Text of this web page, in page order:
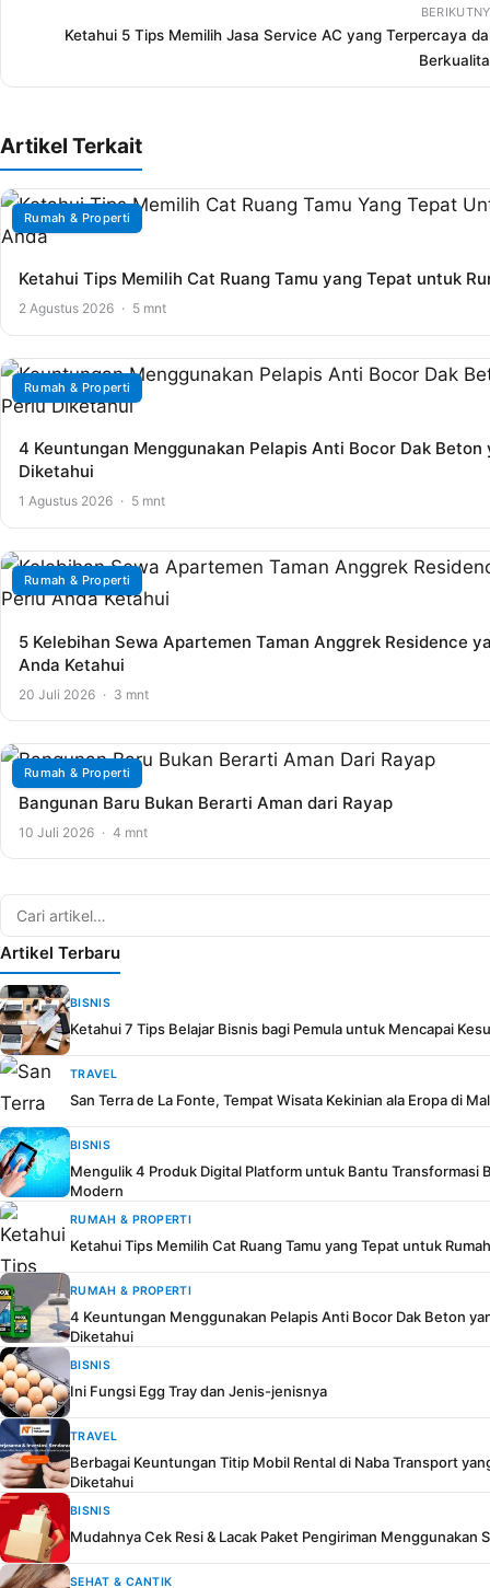
Ketahui 5 Tips Memilih Jasa Service AC yang Terpercaya
Artikel Terkait
Rumah & Properti
Ketahui Tips Memilih Cat Ruang Tamu yang Tepat untuk
2 Agustus 2026 · 5 mnt
Rumah & Properti
4 Keuntungan Menggunakan Pelapis Anti Bocor Dak Beton
Diketahui
1 Agustus 2026 · 5 mnt
Rumah & Properti
5 Kelebihan Sewa Apartemen Taman Anggrek Residence
Anda Ketahui
20 Juli 2026 · 3 mnt
Rumah & Properti
Bangunan Baru Bukan Berarti Aman dari Rayap
10 Juli 2026 · 4 mnt
Artikel Terbaru
BISNIS
Ketahui 7 Tips Belajar Bisnis bagi Pemula untuk Mencapai
TRAVEL
San Terra de La Fonte, Tempat Wisata Kekinian ala Eropa di
BISNIS
Mengulik 4 Produk Digital Platform untuk Bantu Transformasi
Modern
RUMAH & PROPERTI
Ketahui Tips Memilih Cat Ruang Tamu yang Tepat untuk
RUMAH & PROPERTI
4 Keuntungan Menggunakan Pelapis Anti Bocor Dak Beton
Diketahui
BISNIS
Ini Fungsi Egg Tray dan Jenis-jenisnya
TRAVEL
Berbagai Keuntungan Titip Mobil Rental di Naba Transport
Diketahui
BISNIS
Mudahnya Cek Resi & Lacak Paket Pengiriman Menggunakan
SEHAT & CANTIK